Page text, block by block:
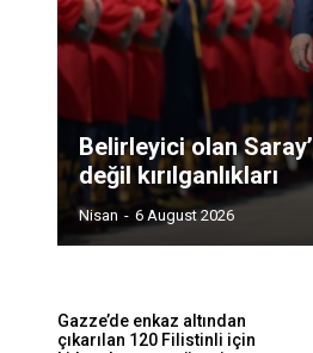
Belirleyici olan
değil kırılganlıkları
Nisan - 6 August 2026
Gazze’de enkaz altından
çıkarılan 120 Filistinli için